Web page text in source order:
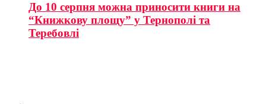
До 10 серпня можна приносити книги на
“Книжкову площу” у Тернополі та
Теребовлі